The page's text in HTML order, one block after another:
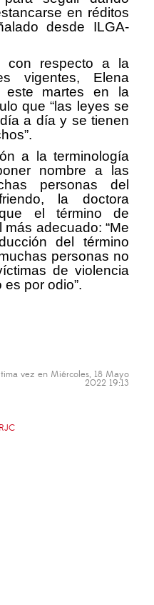
en réditos
desde ILGA-
respecto a la
vigentes, Elena
este martes en la
que “las leyes se
a día y se tienen
a la terminología
nombre a las
personas del
la doctora
el término de
adecuado: “Me
del término
personas no
de violencia
por odio”.
vez en Miércoles, 18 Mayo
2022 19:13